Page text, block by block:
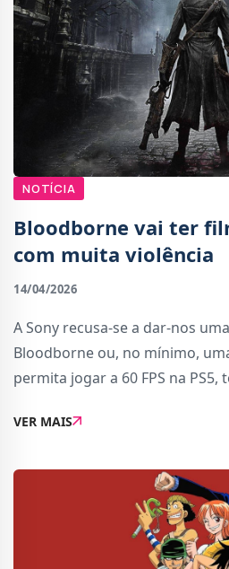
NOTÍCIA
Bloodborne vai ter
com muita violência
14/04/2026
A Sony recusa-se a dar-nos
Bloodborne ou, no mínimo,
permita jogar a 60 FPS na PS5,
filme, confirmado hoje pela
VER MAIS